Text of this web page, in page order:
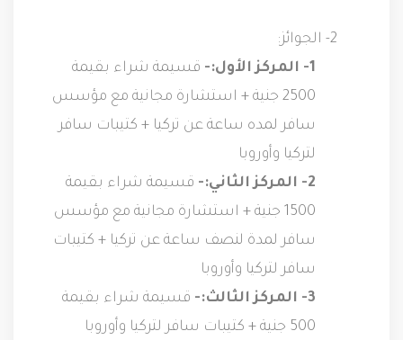
2- الجوائز:
1- المركز الأول:-
لتركيا وأوروبا
2- المركز الثاني:-
سافر لتركيا وأوروبا
3- المركز الثالث:-
500 جنية + كتيبات سافر لتركيا وأوروبا